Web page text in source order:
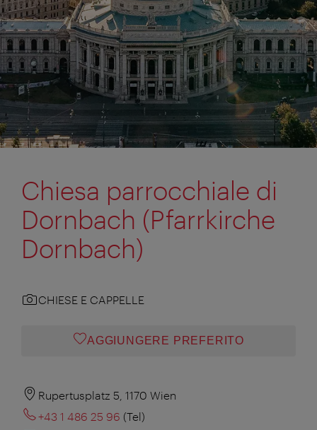
Chiesa parrocchiale di
Dornbach (Pfarrkirche
Dornbach)
CHIESE E CAPPELLE
AGGIUNGERE PREFERITO
Rupertusplatz 5, 1170 Wien
+43 1 486 25 96 (Tel)